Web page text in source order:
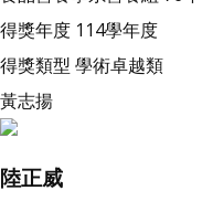
得獎年度 114學年度
得獎類型 學術卓越類
黃志揚
陸正威